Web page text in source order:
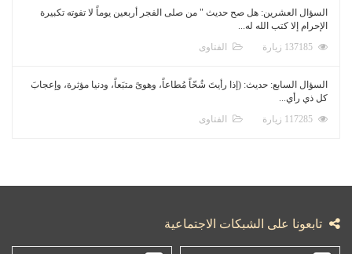
السؤال العشرين: هل صح حديث " من صلى الفجر أربعين يوماً لا تفوته تكبيرة
الإحرام إلا كتب الله له...
الفتاوى
السؤال السابع: حديث: (إذا رأيتَ شُحّاً مُطاعاً، وهوىً متبَعاً، ودنيا مؤثرة، وإعجابَ
كل ذي رأي...
الفتاوى
تابعونا على الشبكات الاجتماعية